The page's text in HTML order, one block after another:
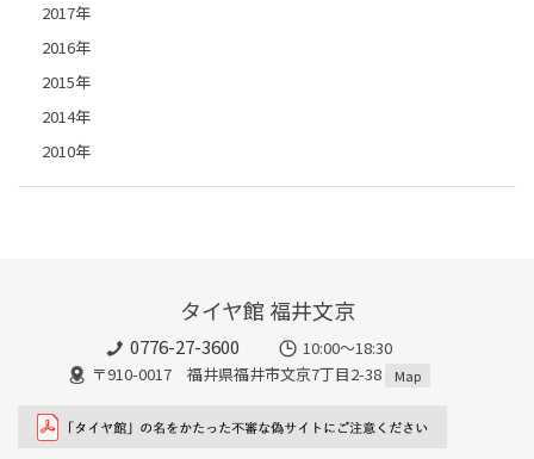
2017年
2016年
2015年
2014年
2010年
タイヤ館 福井文京
0776-27-3600
10:00～18:30
〒910-0017 福井県福井市文京7丁目2-38
Map